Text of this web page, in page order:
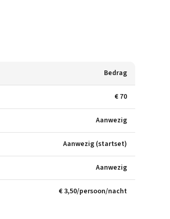
Bedrag
€ 70
Aanwezig
Aanwezig (startset)
Aanwezig
€ 3,50/persoon/nacht